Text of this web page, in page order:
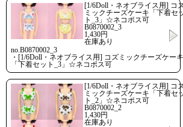
[1/6Doll・ネオブライス用] コ
ミックチーズケーキ「下着セ
ト_3」☆ネコポス可
B0870002_3
1,430円
在庫あり
no.B0870002_3
・[1/6Doll・ネオブライス用] コズミックチーズケーキ
「下着セット_3」☆ネコポス可
[1/6Doll・ネオブライス用] コ
ミックチーズケーキ「下着セ
ト_2」☆ネコポス可
B0870002_2
1,430円
在庫あり